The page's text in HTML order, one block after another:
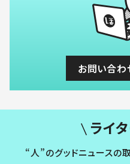
お問い合
ライ
“人”のグッドニュースの